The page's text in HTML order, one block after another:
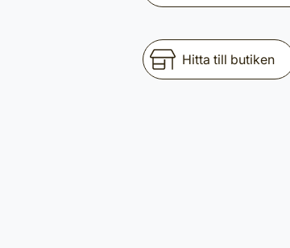
Hitta till butiken